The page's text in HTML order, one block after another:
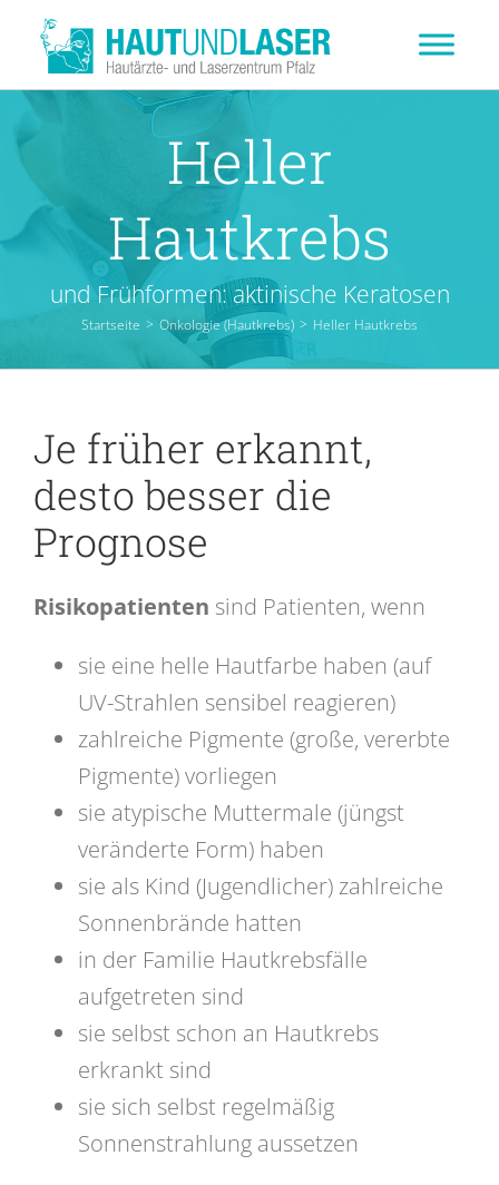
Zum
Inhalt
springen
Heller
Hautkrebs
und Frühformen: aktinische Keratosen
Startseite > Onkologie (Hautkrebs) > Heller Hautkrebs
Je früher erkannt,
desto besser die
Prognose
Risikopatienten sind Patienten, wenn
sie eine helle Hautfarbe haben (auf
UV-Strahlen sensibel reagieren)
zahlreiche Pigmente (große, vererbte
Pigmente) vorliegen
sie atypische Muttermale (jüngst
veränderte Form) haben
sie als Kind (Jugendlicher) zahlreiche
Sonnenbrände hatten
in der Familie Hautkrebsfälle
aufgetreten sind
sie selbst schon an Hautkrebs
erkrankt sind
sie sich selbst regelmäßig
Sonnenstrahlung aussetzen